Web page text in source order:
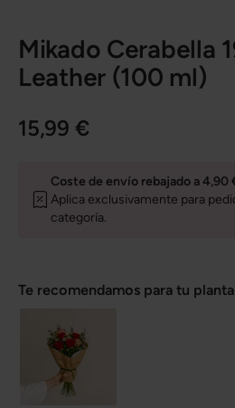
Mikado Cerabella
Leather (100 ml)
15,99 €
Coste de envío rebajado a 4,90
Aplica exclusivamente para
categoría.
Te recomendamos para tu planta